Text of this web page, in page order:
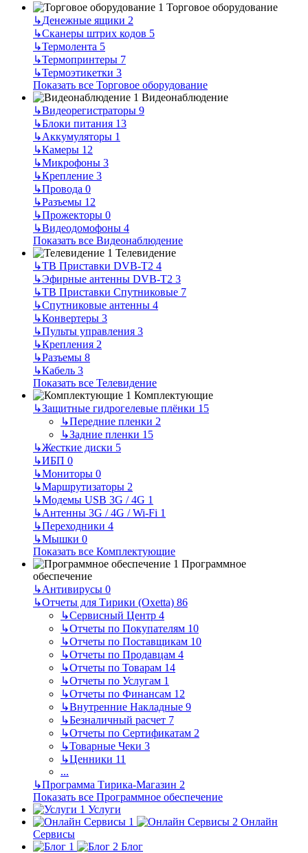
Торговое оборудование
↳Денежные ящики 2
↳Сканеры штрих кодов 5
↳Термолента 5
↳Термопринтеры 7
↳Термоэтикетки 3
Показать все Торговое оборудование
Видеонаблюдение
↳Видеорегистраторы 9
↳Блоки питания 13
↳Аккумуляторы 1
↳Камеры 12
↳Микрофоны 3
↳Крепление 3
↳Провода 0
↳Разъемы 12
↳Прожекторы 0
↳Видеодомофоны 4
Показать все Видеонаблюдение
Телевидение
↳ТВ Приставки DVB-T2 4
↳Эфирные антенны DVB-T2 3
↳ТВ Приставки Спутниковые 7
↳Спутниковые антенны 4
↳Конвертеры 3
↳Пульты управления 3
↳Крепления 2
↳Разъемы 8
↳Кабель 3
Показать все Телевидение
Комплектующие
↳Защитные гидрогелевые плёнки 15
↳Передние пленки 2
↳Задние пленки 15
↳Жесткие диски 5
↳ИБП 0
↳Мониторы 0
↳Маршрутизаторы 2
↳Модемы USB 3G / 4G 1
↳Антенны 3G / 4G / Wi-Fi 1
↳Переходники 4
↳Мышки 0
Показать все Комплектующие
Программное
обеспечение
↳Антивирусы 0
↳Отчеты для Тирики (Oxetta) 86
↳Сервисный Центр 4
↳Отчеты по Покупателям 10
↳Отчеты по Поставщикам 10
↳Отчеты по Продавцам 4
↳Отчеты по Товарам 14
↳Отчеты по Услугам 1
↳Отчеты по Финансам 12
↳Внутренние Накладные 9
↳Безналичный расчет 7
↳Отчеты по Сертификатам 2
↳Товарные Чеки 3
↳Ценники 11
...
↳Программа Тирика-Магазин 2
Показать все Программное обеспечение
Услуги
Онлайн
Сервисы
Блог